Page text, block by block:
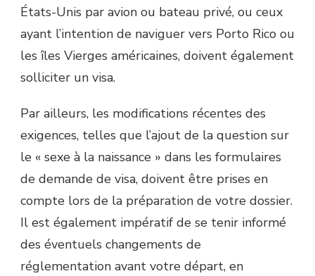
États-Unis par avion ou bateau privé, ou ceux
ayant l’intention de naviguer vers Porto Rico ou
les îles Vierges américaines, doivent également
solliciter un visa.
Par ailleurs, les modifications récentes des
exigences, telles que l’ajout de la question sur
le « sexe à la naissance » dans les formulaires
de demande de visa, doivent être prises en
compte lors de la préparation de votre dossier.
Il est également impératif de se tenir informé
des éventuels changements de
réglementation avant votre départ, en